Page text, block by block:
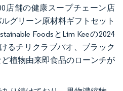
店舗の健康スープチェーン店
グリーン原材料ギフトセット
FoodsとLim Keeの2024
るチリクラブパオ、ブラック
植物由来即食品のローンチが